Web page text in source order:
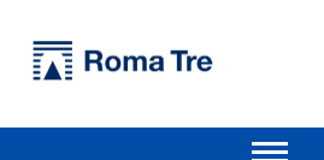
ANDREA SCHELLINO - Università Roma Tre